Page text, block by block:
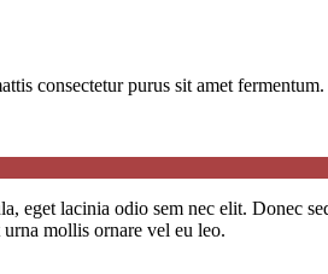
consectetur purus sit amet
eget lacinia odio sem nec elit. Donec
mollis ornare vel eu leo.